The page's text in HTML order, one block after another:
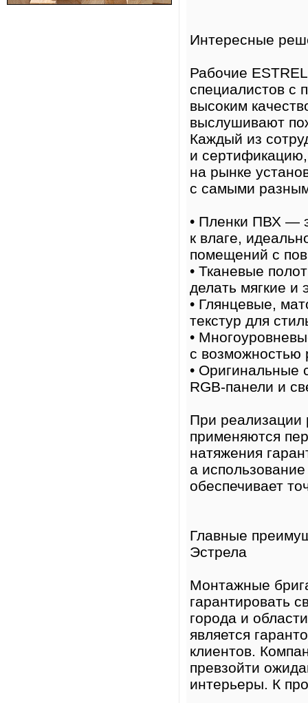
Интересные
Рабочие
специалистов с
высоким
выслушивают
Каждый из
и сертификацию,
на рынке
с самыми
• Пленки ПВХ —
к влаге,
помещений с
• Тканевые
делать мягкие и
• Глянцевые,
текстур для
•
с возможностью
• Оригинальные
RGB-панели и
При реализации
применяются
натяжения
а
обеспечивает
Главные
Эстрела
Монтажные
гарантировать
города и
является
клиентов.
превзойти
интерьеры. К